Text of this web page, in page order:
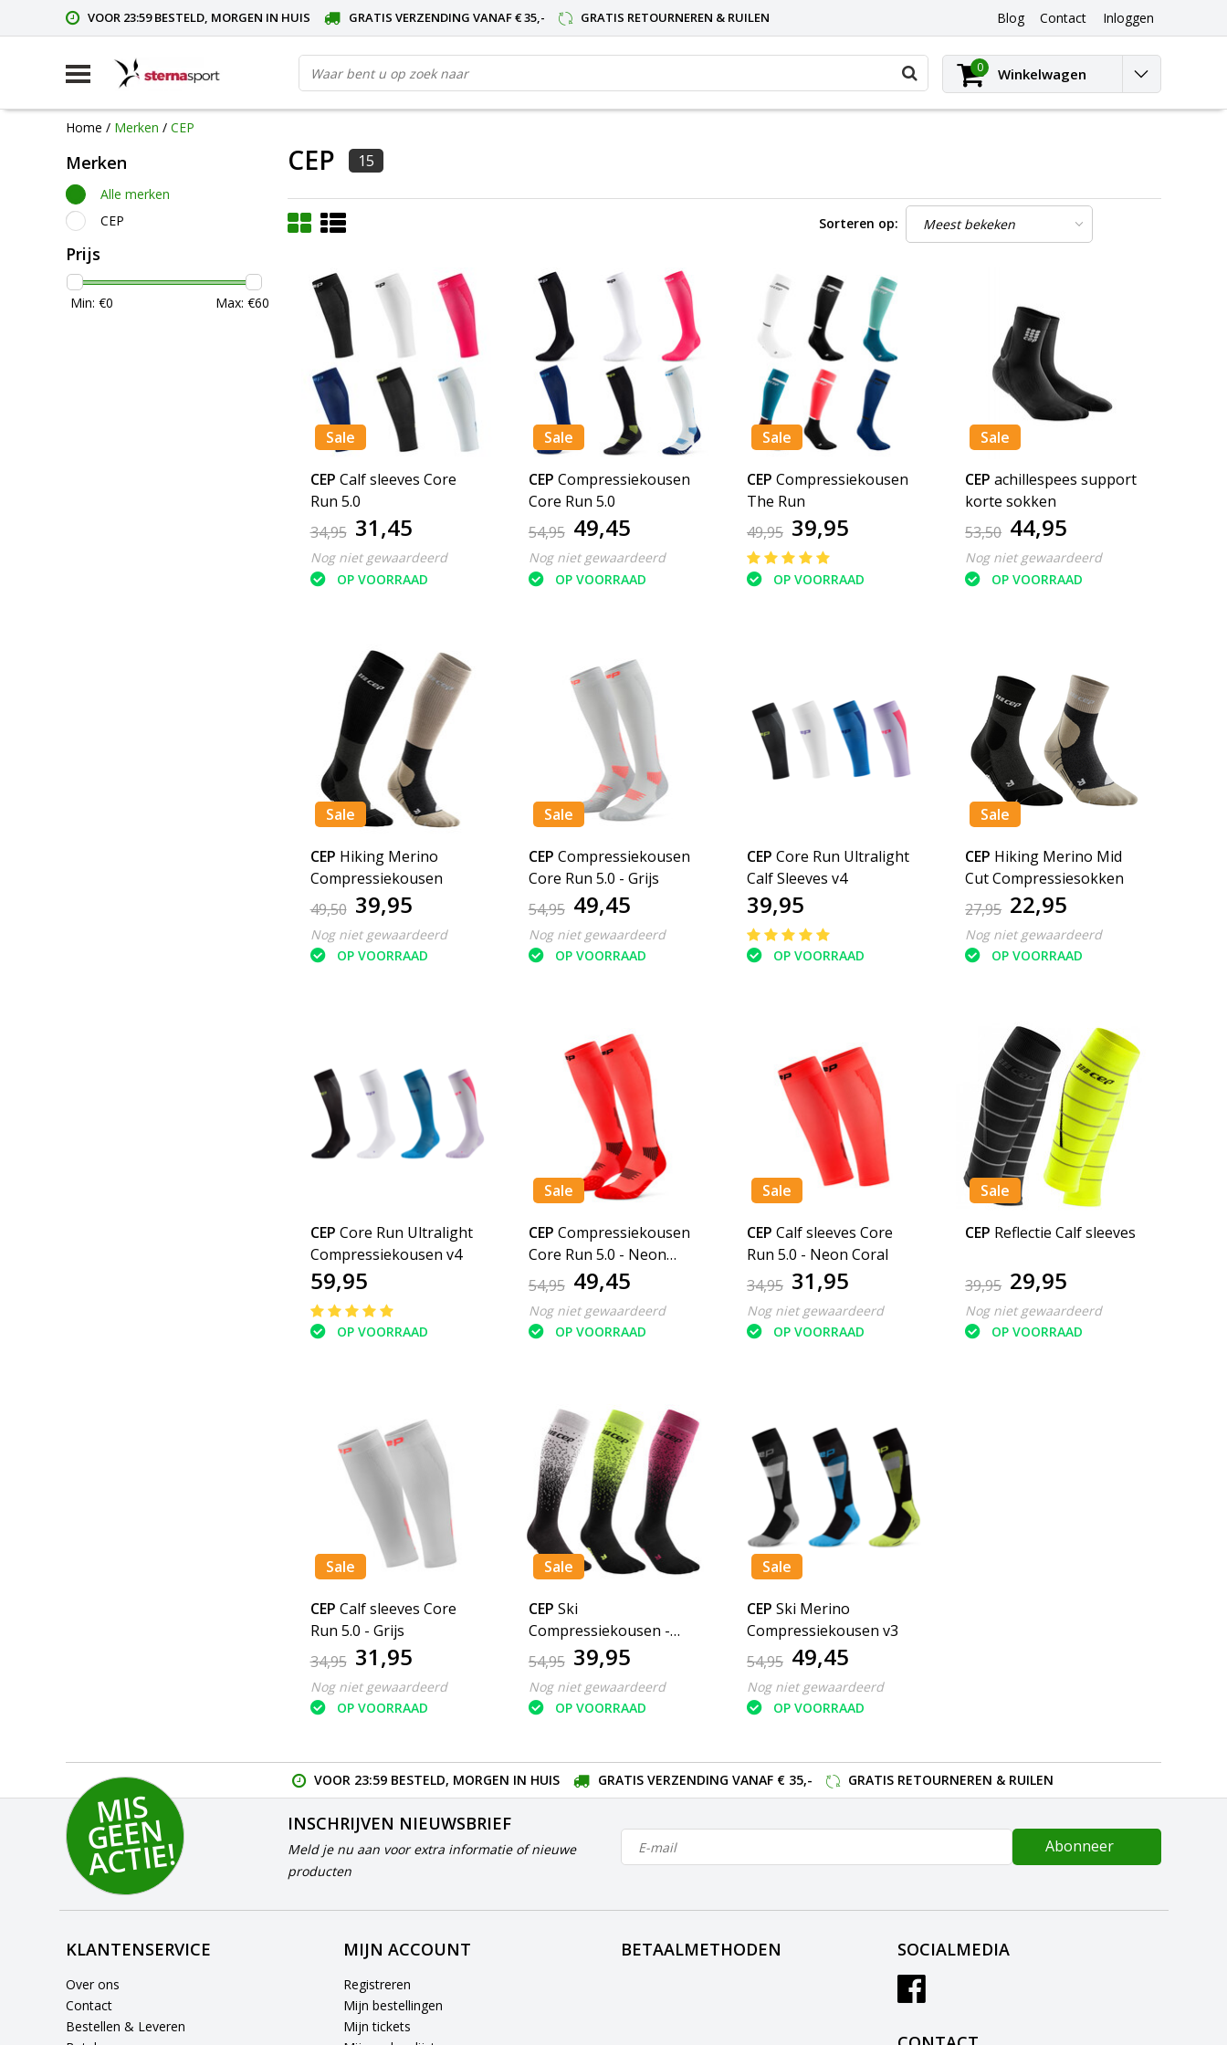
VOOR 23:59 BESTELD, MORGEN IN HUIS GRATIS VERZENDING VANAF € 35,- GRATIS RETOURNEREN & RUILEN Blog Contact Inloggen
0 Winkelwagen
Home / Merken / CEP
Merken
Alle merken
CEP
Prijs
Min: €0 Max: €60
CEP 15
Sorteren op:
Sale
CEP Calf sleeves Core
Run 5.0
34,95 31,45
Nog niet gewaardeerd
OP VOORRAAD
Sale
CEP Compressiekousen
Core Run 5.0
54,95 49,45
Nog niet gewaardeerd
OP VOORRAAD
Sale
CEP Compressiekousen
The Run
49,95 39,95
OP VOORRAAD
Sale
CEP achillespees support
korte sokken
53,50 44,95
Nog niet gewaardeerd
OP VOORRAAD
Sale
CEP Hiking Merino
Compressiekousen
49,50 39,95
Nog niet gewaardeerd
OP VOORRAAD
Sale
CEP Compressiekousen
Core Run 5.0 - Grijs
54,95 49,45
Nog niet gewaardeerd
OP VOORRAAD
CEP Core Run Ultralight
Calf Sleeves v4
39,95
OP VOORRAAD
Sale
CEP Hiking Merino Mid
Cut Compressiesokken
27,95 22,95
Nog niet gewaardeerd
OP VOORRAAD
CEP Core Run Ultralight
Compressiekousen v4
59,95
OP VOORRAAD
Sale
CEP Compressiekousen
Core Run 5.0 - Neon
Coral
54,95 49,45
Nog niet gewaardeerd
OP VOORRAAD
Sale
CEP Calf sleeves Core
Run 5.0 - Neon Coral
34,95 31,95
Nog niet gewaardeerd
OP VOORRAAD
Sale
CEP Reflectie Calf sleeves
39,95 29,95
Nog niet gewaardeerd
OP VOORRAAD
Sale
CEP Calf sleeves Core
Run 5.0 - Grijs
34,95 31,95
Nog niet gewaardeerd
OP VOORRAAD
Sale
CEP Ski
Compressiekousen -
Merino Snowfall
54,95 39,95
Nog niet gewaardeerd
OP VOORRAAD
Sale
CEP Ski Merino
Compressiekousen v3
54,95 49,45
Nog niet gewaardeerd
OP VOORRAAD
VOOR 23:59 BESTELD, MORGEN IN HUIS GRATIS VERZENDING VANAF € 35,- GRATIS RETOURNEREN & RUILEN
MI
S
G
E
E
N
A
C
TI
E!
INSCHRIJVEN NIEUWSBRIEF
Meld je nu aan voor extra informatie of nieuwe
producten
Abonneer
KLANTENSERVICE
Over ons
Contact
Bestellen & Leveren
MIJN ACCOUNT
Registreren
Mijn bestellingen
Mijn tickets
BETAALMETHODEN SOCIALMEDIA